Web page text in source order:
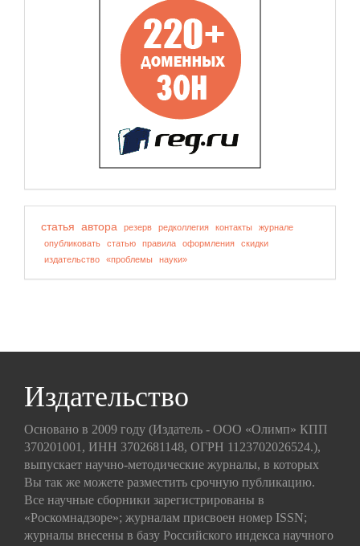
статья автора резерв редколлегия контакты
журнале
опубликовать
статью правила оформления
скидки
издательство
«проблемы науки»
Издательство
Основано в 2009 году (Издатель - ООО «Олимп» КПП
370201001, ИНН 3702681148, ОГРН 1123702026524.),
выпускает научно-методические журналы, в которых
Вы так же можете разместить срочную публикацию.
Все научные сборники зарегистрированы в
«Роскомнадзоре»; журналам присвоен номер ISSN;
журналы внесены в базу Российского индекса научного